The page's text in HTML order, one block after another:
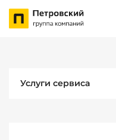
Услуги сервиса